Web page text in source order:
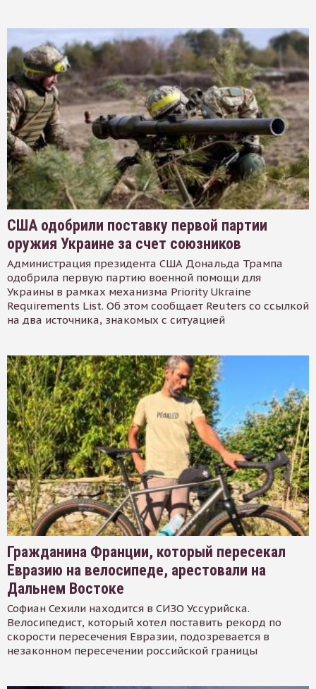
США одобрили поставку первой партии
оружия Украине за счет союзников
Администрация президента США Дональда Трампа
одобрила первую партию военной помощи для
Украины в рамках механизма Priority Ukraine
Requirements List. Об этом сообщает Reuters со ссылкой
на два источника, знакомых с ситуацией
Гражданина Франции, который пересекал
Евразию на велосипеде, арестовали на
Дальнем Востоке
Софиан Сехили находится в СИЗО Уссурийска.
Велосипедист, который хотел поставить рекорд по
скорости пересечения Евразии, подозревается в
незаконном пересечении российской границы